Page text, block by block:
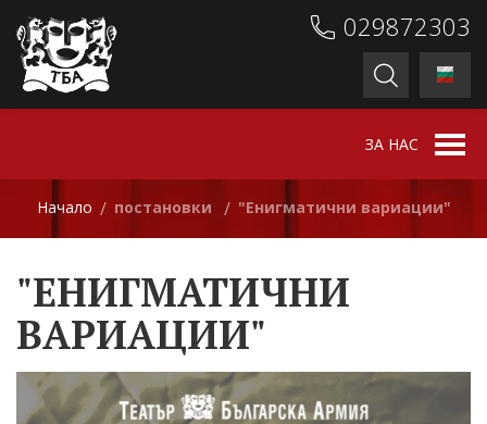
029872303
ЗА НАС
Начало / постановки / "Енигматични вариации"
"ЕНИГМАТИЧНИ
ВАРИАЦИИ"